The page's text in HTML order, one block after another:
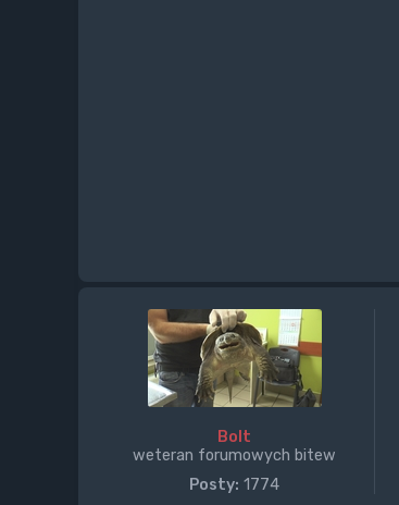
Bolt
weteran forumowych bitew
Posty: 1774